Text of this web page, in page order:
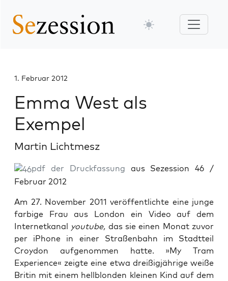
1. Februar 2012
Emma West als
Exempel
Martin Lichtmesz
pdf der Druckfassung aus Sezession 46 /
Februar 2012
Am 27. November 2011 veröffentlichte eine junge
farbige Frau aus London ein Video auf dem
Internetkanal youtube, das sie einen Monat zuvor
per iPhone in einer Straßenbahn im Stadtteil
Croydon aufgenommen hatte. »My Tram
Experience« zeigte eine etwa dreißigjährige weiße
Britin mit einem hellblonden kleinen Kind auf dem